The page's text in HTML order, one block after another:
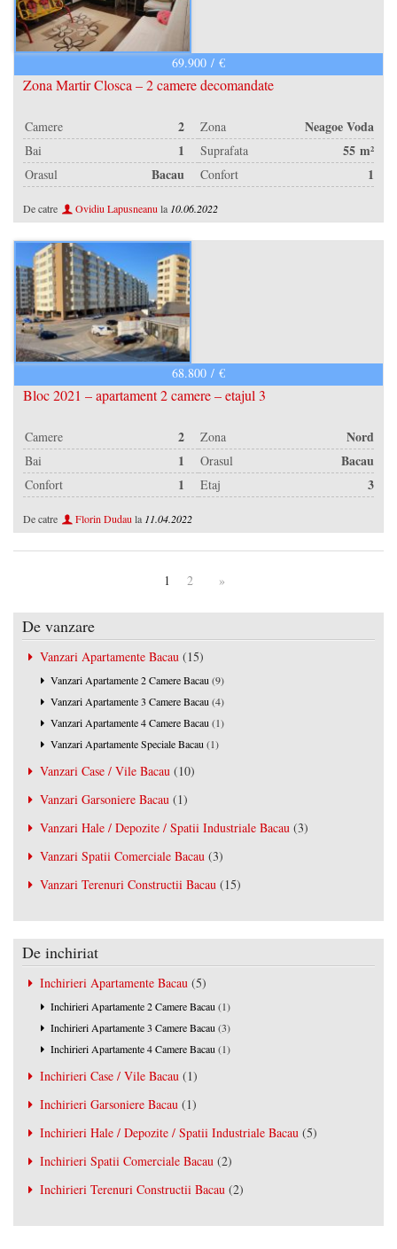
69.900 / €
Zona Martir Closca – 2 camere decomandate
Camere 2 Zona Neagoe Voda
Bai 1 Suprafata 55 m²
Orasul Bacau Confort 1
De catre Ovidiu Lapusneanu la 10.06.2022
68.800 / €
Bloc 2021 – apartament 2 camere – etajul 3
Camere 2 Zona Nord
Bai 1 Orasul Bacau
Confort 1 Etaj 3
De catre Florin Dudau la 11.04.2022
1 2 »
De vanzare
Vanzari Apartamente Bacau(15)
Vanzari Apartamente 2 Camere Bacau(9)
Vanzari Apartamente 3 Camere Bacau(4)
Vanzari Apartamente 4 Camere Bacau(1)
Vanzari Apartamente Speciale Bacau(1)
Vanzari Case / Vile Bacau(10)
Vanzari Garsoniere Bacau(1)
Vanzari Hale / Depozite / Spatii Industriale Bacau(3)
Vanzari Spatii Comerciale Bacau(3)
Vanzari Terenuri Constructii Bacau(15)
De inchiriat
Inchirieri Apartamente Bacau(5)
Inchirieri Apartamente 2 Camere Bacau(1)
Inchirieri Apartamente 3 Camere Bacau(3)
Inchirieri Apartamente 4 Camere Bacau(1)
Inchirieri Case / Vile Bacau(1)
Inchirieri Garsoniere Bacau(1)
Inchirieri Hale / Depozite / Spatii Industriale Bacau(5)
Inchirieri Spatii Comerciale Bacau(2)
Inchirieri Terenuri Constructii Bacau(2)